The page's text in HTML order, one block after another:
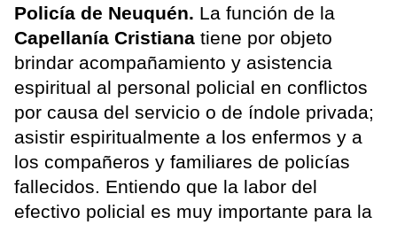
Policía de Neuquén. La función de la
Capellanía Cristiana tiene por objeto
brindar acompañamiento y asistencia
espiritual al personal policial en conflictos
por causa del servicio o de índole privada;
asistir espiritualmente a los enfermos y a
los compañeros y familiares de policías
fallecidos. Entiendo que la labor del
efectivo policial es muy importante para la